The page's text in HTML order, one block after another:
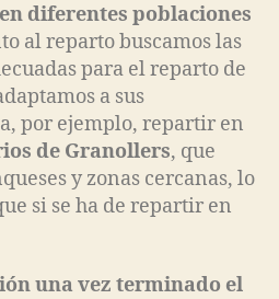
diferentes poblaciones
al reparto buscamos las
para el reparto de
a sus
por ejemplo, repartir en
de Granollers, que
y zonas cercanas, lo
si se ha de repartir en
una vez terminado el